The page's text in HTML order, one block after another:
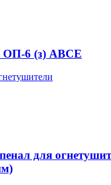
ОП-6 (з) АВСЕ
для